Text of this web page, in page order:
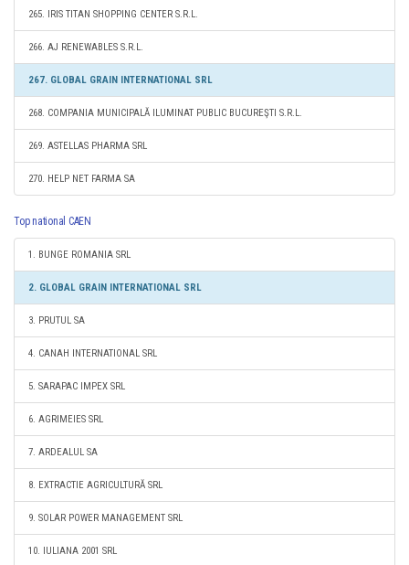
265. IRIS TITAN SHOPPING CENTER S.R.L.
266. AJ RENEWABLES S.R.L.
267. GLOBAL GRAIN INTERNATIONAL SRL
268. COMPANIA MUNICIPALĂ ILUMINAT PUBLIC BUCUREŞTI S.R.L.
269. ASTELLAS PHARMA SRL
270. HELP NET FARMA SA
Top national CAEN
1. BUNGE ROMANIA SRL
2. GLOBAL GRAIN INTERNATIONAL SRL
3. PRUTUL SA
4. CANAH INTERNATIONAL SRL
5. SARAPAC IMPEX SRL
6. AGRIMEIES SRL
7. ARDEALUL SA
8. EXTRACTIE AGRICULTURĂ SRL
9. SOLAR POWER MANAGEMENT SRL
10. IULIANA 2001 SRL